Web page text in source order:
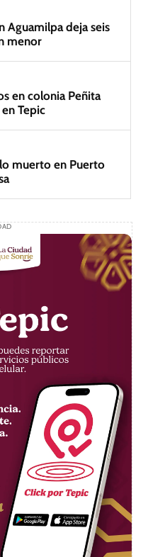
Aguamilpa deja seis
menor
en colonia Peñita
Tepic
muerto en Puerto